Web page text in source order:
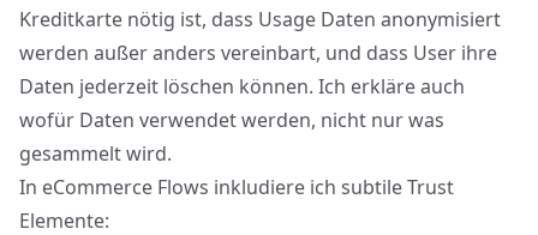
Kreditkarte nötig ist, dass Usage Daten anonymisiert
werden außer anders vereinbart, und dass User ihre
Daten jederzeit löschen können. Ich erkläre auch
wofür Daten verwendet werden, nicht nur was
gesammelt wird.
In eCommerce Flows inkludiere ich subtile Trust
Elemente: